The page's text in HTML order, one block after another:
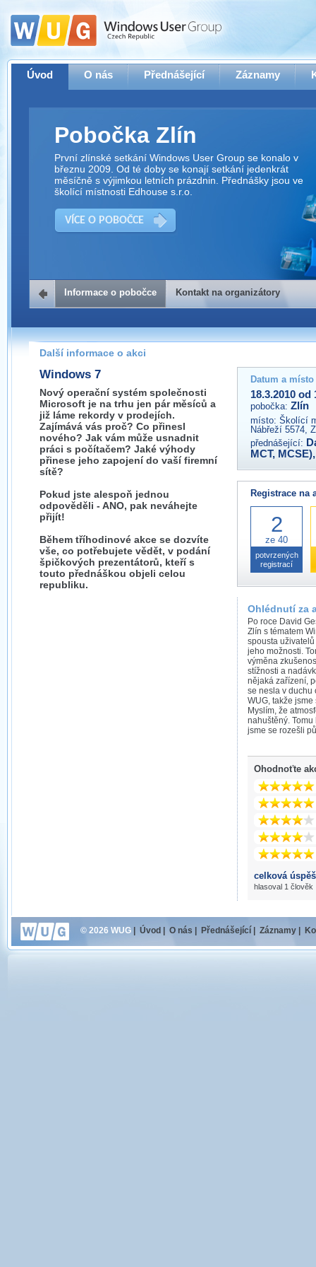
Úvod O nás Přednášející Záznamy
Pobočka Zlín
První zlínské setkání Windows User Group se konalo v
březnu 2009. Od té doby se konají setkání jedenkrát
měsíčně s výjimkou letních prázdnin. Přednášky jsou ve
školící místnosti Edhouse s.r.o.
VÍCE O POBOČCE
Kontakt na organizátory
Pokud máte jakýkoliv dotaz na organizátory této akce,
prosím neváhejte nás kontaktovat na e-mailu:
zlin@wug.cz
Informace o pobočce Kontakt na organizátory
Další informace o akci
Windows 7
Nový operační systém společnosti
Microsoft je na trhu jen pár měsíců a
již láme rekordy v prodejích.
Zajímává vás proč? Co přinesl
nového? Jak vám může usnadnit
práci s počítačem? Jaké výhody
přinese jeho zapojení do vaší firemní
sítě?
Pokud jste alespoň jednou
odpověděli - ANO, pak neváhejte
přijít!
Během tříhodinové akce se dozvíte
vše, co potřebujete vědět, v podání
špičkových prezentátorů, kteří s
touto přednáškou objeli celou
republiku.
Datum a
18.3.2010 od
pobočka: Zlín
místo: Školící
Nábřeží 5574,
přednášející:
MCT, MCSE)
Registrace na
2
ze 40
potvrzených
registrací
Ohlédnutí za
Po roce David
Zlín s tématem
spousta
jeho možnosti.
výměna
stížnosti a
nějaká zařízení,
se nesla v duchu
WUG, takže
Myslím, že
nahuštěný.
jsme se rozešli
Ohodnoťte
celková
hlasoval 1 člověk
© 2026 WUG Úvod O nás Přednášející Záznamy